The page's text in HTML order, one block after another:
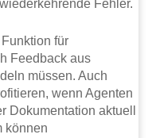
Fehler.
für
Feedback aus
müssen. Auch
wenn Agenten
Dokumentation aktuell
können